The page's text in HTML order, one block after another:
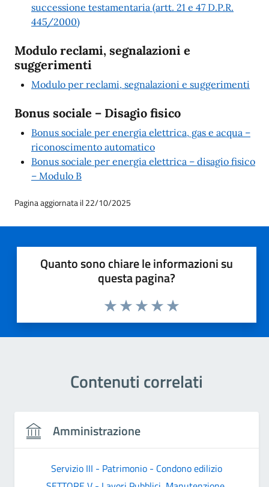
successione testamentaria (artt. 21 e 47 D.P.R.
445/2000)
Modulo reclami, segnalazioni e
suggerimenti
Modulo per reclami, segnalazioni e suggerimenti
Bonus sociale – Disagio fisico
Bonus sociale per energia elettrica, gas e acqua –
riconoscimento automatico
Bonus sociale per energia elettrica – disagio fisico
– Modulo B
Pagina aggiornata il 22/10/2025
Quanto sono chiare le informazioni su
questa pagina?
Valuta 5 stelle su 5
Valuta 4 stelle su 5
Valuta 3 stelle su 5
Valuta 2 stelle su 5
Valuta 1 stelle su 5
Contenuti correlati
Amministrazione
Servizio III - Patrimonio - Condono edilizio